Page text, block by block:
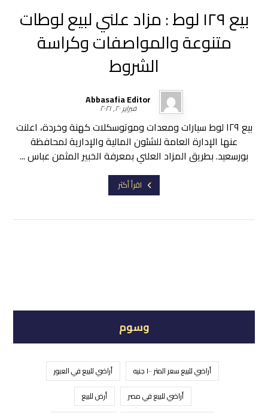
بيع ١٢٩ لوط : مزاد علني لبيع لوطات
متنوعة والمواصفات وكراسة
الشروط
Abbasafia Editor
فبراير ٢٠, ٢٠٢١
بيع ١٢٩ لوط سيارات ومعدات وموتوسكلات كهنة وخردة، اعلنت
عنها الإدارة العامة للشئون المالية والإدارية لمحافظة
بورسعيد. بطريق المزاد العلني بمعرفة الخبير المثمن عباس ...
اقرأ أكثر
وسوم
أراضي للبيع سعر المتر ١٠٠ جنيه
أراضي للبيع في العبور
أراضي للبيع في مصر
أرض للبيع